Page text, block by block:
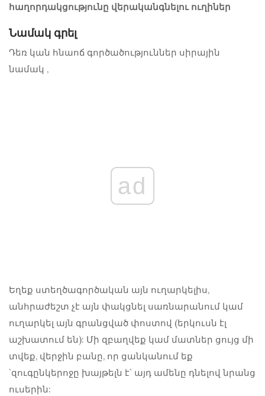
հաղորդակցությունը վերականգնելու ուղիներ
Նամակ գրել
Դեռ կան հնաոճ գործածություններ սիրային
նամակ ,
ad
Եղեք ստեղծագործական այն ուղարկելիս,
անհրաժեշտ չէ այն փակցնել սառնարանում կամ
ուղարկել այն գրանցված փոստով (երկուսն էլ
աշխատում են): Մի զբաղվեք կամ մատներ ցույց մի
տվեք, վերջին բանը, որ ցանկանում եք
`զուգընկերոջը խայթելն է` այդ ամենը դնելով նրանց
ուսերին: